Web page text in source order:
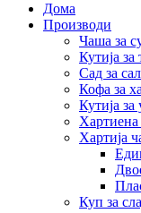
Дома
Производи
Чаша за
Кутија за
Сад за
Кофа за
Кутија
Хартиена
Хартија
Куп за